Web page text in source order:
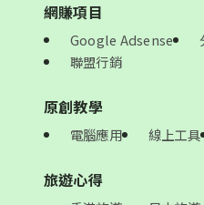
網賺項目
Google Adsense
聯盟行銷
原創教學
電腦應用 線上工具
旅遊心得